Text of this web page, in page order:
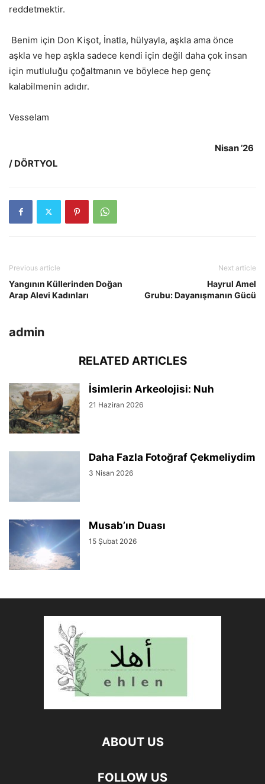
reddetmektir.
Benim için Don Kişot, İnatla, hülyayla, aşkla ama önce
aşkla ve hep aşkla sadece kendi için değil daha çok insan
için mutluluğu çoğaltmanın ve böylece hep genç
kalabilmenin adıdır.
Vesselam
Nisan ’26
/ DÖRTYOL
Previous article
Yangının Küllerinden Doğan
Arap Alevi Kadınları
Next article
Hayrul Amel
Grubu: Dayanışmanın Gücü
admin
RELATED ARTICLES
İsimlerin Arkeolojisi: Nuh
21 Haziran 2026
Daha Fazla Fotoğraf Çekmeliydim
3 Nisan 2026
Musab’ın Duası
15 Şubat 2026
ABOUT US
FOLLOW US